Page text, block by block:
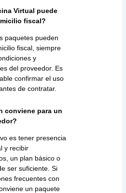
Virtual puede
fiscal?
paquetes pueden
fiscal, siempre
y
del proveedor. Es
confirmar el uso
de contratar.
conviene para un
es tener presencia
y recibir
un plan básico o
ser suficiente. Si
frecuentes con
un paquete